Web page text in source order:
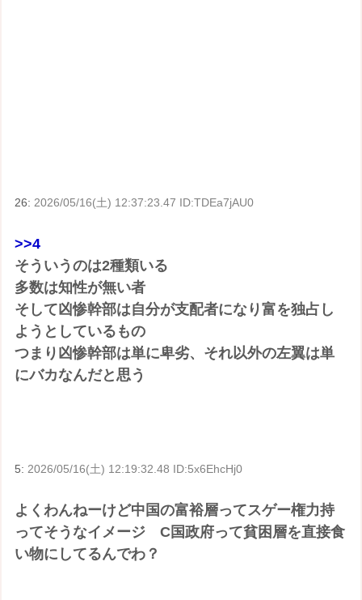
26: 2026/05/16(土) 12:37:23.47 ID:TDEa7jAU0
>>4
そういうのは2種類いる
多数は知性が無い者
そして凶惨幹部は自分が支配者になり富を独占し
ようとしているもの
つまり凶惨幹部は単に卑劣、それ以外の左翼は単
にバカなんだと思う
5: 2026/05/16(土) 12:19:32.48 ID:5x6EhcHj0
よくわんねーけど中国の富裕層ってスゲー権力持
ってそうなイメージ C国政府って貧困層を直接食
い物にしてるんでわ？